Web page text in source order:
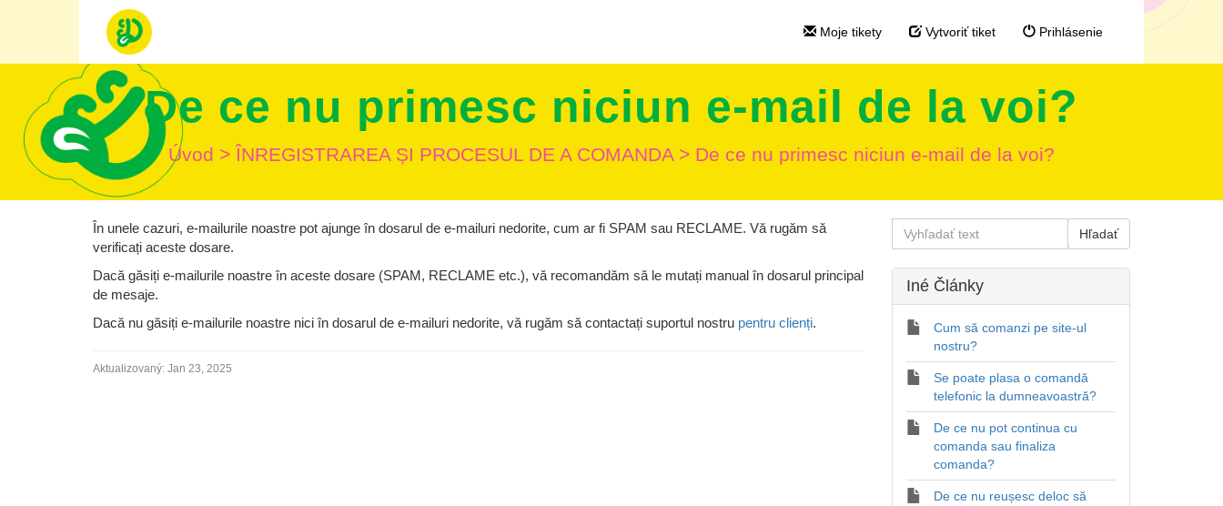
Moje tikety Vytvoriť tiket Prihlásenie
De ce nu primesc niciun e-mail de la voi?
Úvod > ÎNREGISTRAREA ȘI PROCESUL DE A COMANDA > De ce nu primesc niciun e-mail de la voi?
În unele cazuri, e-mailurile noastre pot ajunge în dosarul de e-mailuri nedorite, cum ar fi SPAM sau RECLAME. Vă rugăm să
verificați aceste dosare.
Dacă găsiți e-mailurile noastre în aceste dosare (SPAM, RECLAME etc.), vă recomandăm să le mutați manual în dosarul principal
de mesaje.
Dacă nu găsiți e-mailurile noastre nici în dosarul de e-mailuri nedorite, vă rugăm să contactați suportul nostru pentru clienți.
Aktualizovaný: Jan 23, 2025
Iné Články
Cum să comanzi pe site-ul
nostru?
Se poate plasa o comandă
telefonic la dumneavoastră?
De ce nu pot continua cu
comanda sau finaliza
comanda?
De ce nu reușesc deloc să